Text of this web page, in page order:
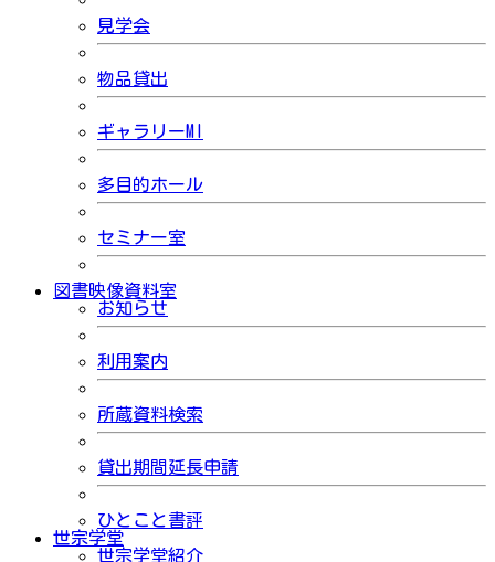
見学会
物品貸出
ギャラリーMI
多目的ホール
セミナー室
図書映像資料室
お知らせ
利用案内
所蔵資料検索
貸出期間延長申請
ひとこと書評
世宗学堂
世宗学堂紹介